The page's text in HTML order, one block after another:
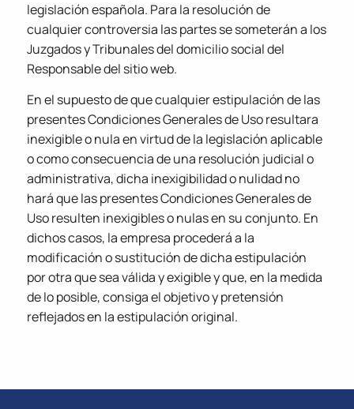
legislación española. Para la resolución de
cualquier controversia las partes se someterán a los
Juzgados y Tribunales del domicilio social del
Responsable del sitio web.
En el supuesto de que cualquier estipulación de las
presentes Condiciones Generales de Uso resultara
inexigible o nula en virtud de la legislación aplicable
o como consecuencia de una resolución judicial o
administrativa, dicha inexigibilidad o nulidad no
hará que las presentes Condiciones Generales de
Uso resulten inexigibles o nulas en su conjunto. En
dichos casos, la empresa procederá a la
modificación o sustitución de dicha estipulación
por otra que sea válida y exigible y que, en la medida
de lo posible, consiga el objetivo y pretensión
reflejados en la estipulación original.